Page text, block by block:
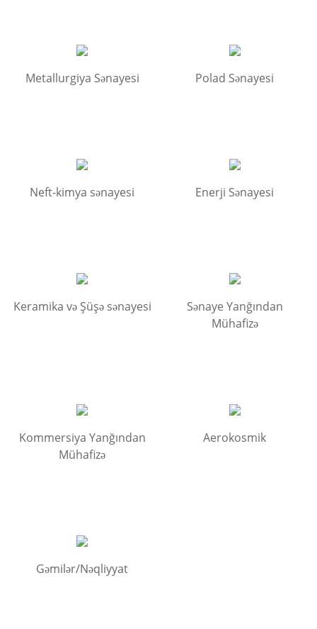
Metallurgiya Sənayesi Polad Sənayesi
Neft-kimya sənayesi Enerji Sənayesi
Keramika və Şüşə sənayesi
Sənaye Yanğından
Mühafizə
Kommersiya Yanğından
Mühafizə
Aerokosmik
Gəmilər/Nəqliyyat